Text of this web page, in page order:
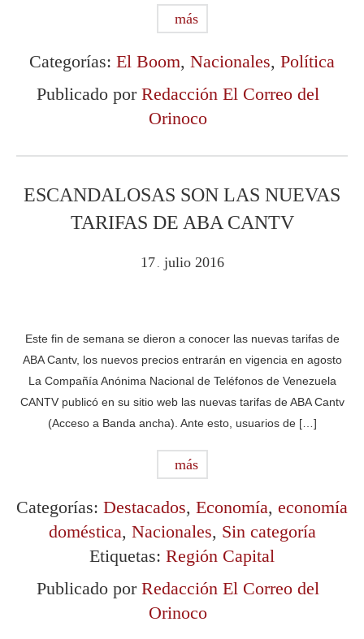
más
Categorías: El Boom, Nacionales, Política
Publicado por Redacción El Correo del
Orinoco
ESCANDALOSAS SON LAS NUEVAS
TARIFAS DE ABA CANTV
17 . julio 2016
Este fin de semana se dieron a conocer las nuevas tarifas de
ABA Cantv, los nuevos precios entrarán en vigencia en agosto
La Compañía Anónima Nacional de Teléfonos de Venezuela
CANTV publicó en su sitio web las nuevas tarifas de ABA Cantv
(Acceso a Banda ancha). Ante esto, usuarios de […]
más
Categorías: Destacados, Economía, economía
doméstica, Nacionales, Sin categoría
Etiquetas: Región Capital
Publicado por Redacción El Correo del
Orinoco